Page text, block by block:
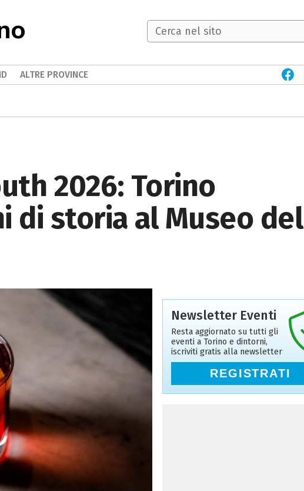
2026: Torino
di storia al Museo del
Newsletter Eventi
Resta aggiornato su tutti gli
eventi a Torino e dintorni,
iscriviti gratis alla newsletter
REGISTRATI
ALTRE PROVINCE